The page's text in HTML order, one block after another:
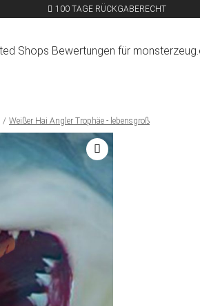
100 TAGE RÜCKGABERECHT
Weißer Hai Angler Trophäe - lebensgroß